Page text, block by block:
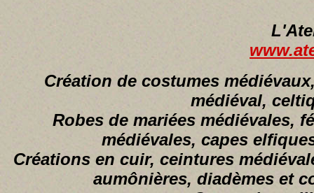
Création de costumes
médiéval,
Robes de mariées médiévales,
médiévales, capes
Créations en cuir, ceintures
aumônières, diadèmes et